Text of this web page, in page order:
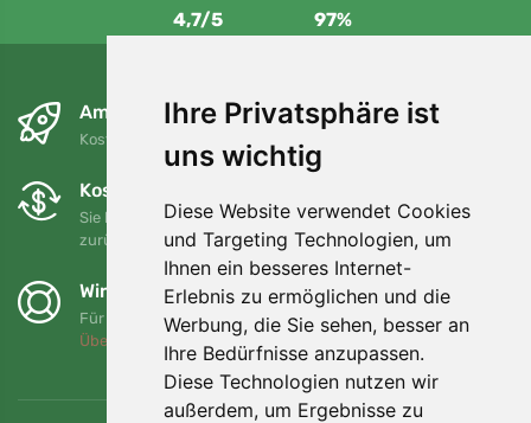
Ihre Privatsphäre ist
uns wichtig
Diese Website verwendet Cookies
und Targeting Technologien, um
Ihnen ein besseres Internet-
Erlebnis zu ermöglichen und die
Werbung, die Sie sehen, besser an
Ihre Bedürfnisse anzupassen.
Diese Technologien nutzen wir
außerdem, um Ergebnisse zu
4,7/5 97%
Am nächsten Tag und kostenlos
Kostenloser Versand für Bestellungen über 80 EUR
Kostenloser Umtausch und Rückgabe
Sie können Ihre Bestellung jederzeit innerhalb von 90 Tagen
zurückgeben oder umtauschen.
Wir unterstützen Trees.org
Für jede Bestellung pflanzen wir einen Baum! Mehr lesen
Über uns